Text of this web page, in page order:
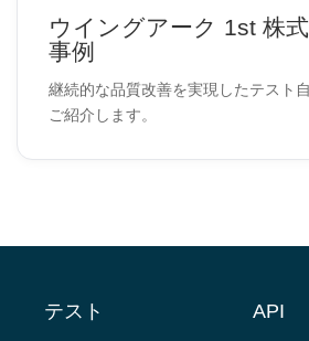
ウイングアーク 1st 株
事例
継続的な品質改善を実現したテスト
ご紹介します。
テスト API